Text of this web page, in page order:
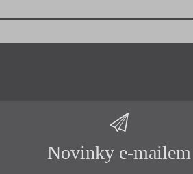
Novinky e-mailem